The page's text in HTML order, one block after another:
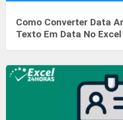
Como Converter Data
Texto Em Data No Excel